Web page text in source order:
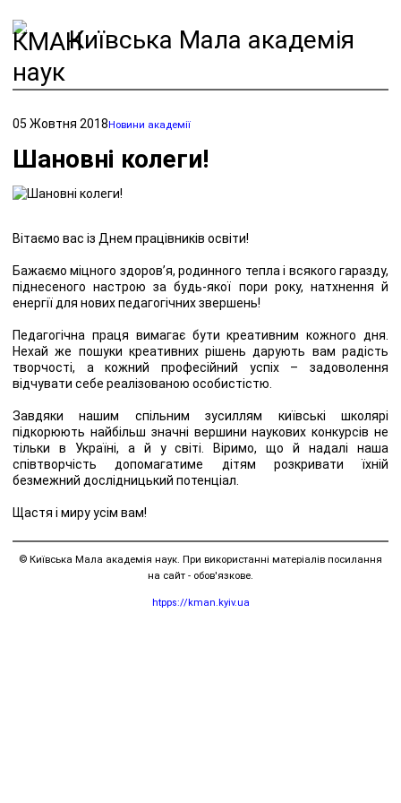
Київська Мала академія
наук
05 Жовтня 2018Новини академії
Шановні колеги!
Вітаємо вас із Днем працівників освіти!
Бажаємо міцного здоров’я, родинного тепла і всякого гаразду,
піднесеного настрою за будь-якої пори року, натхнення й
енергії для нових педагогічних звершень!
Педагогічна праця вимагає бути креативним кожного дня.
Нехай же пошуки креативних рішень дарують вам радість
творчості, а кожний професійний успіх – задоволення
відчувати себе реалізованою особистістю.
Завдяки нашим спільним зусиллям київські школярі
підкорюють найбільш значні вершини наукових конкурсів не
тільки в Україні, а й у світі. Віримо, що й надалі наша
співтворчість допомагатиме дітям розкривати їхній
безмежний дослідницький потенціал.
Щастя і миру усім вам!
© Київська Мала академія наук. При використанні матеріалів посилання
на сайт - обов'язкове.
htpps://kman.kyiv.ua